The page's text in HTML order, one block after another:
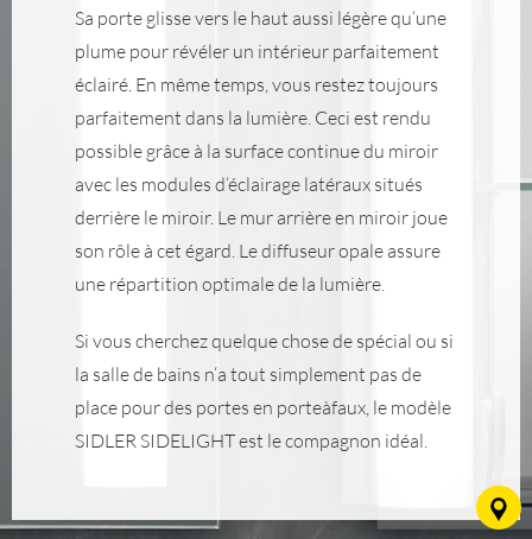
Sa porte glisse vers le haut aussi légère qu‘une
plume pour révéler un intérieur parfaitement
éclairé. En même temps, vous restez toujours
parfaitement dans la lumière. Ceci est rendu
possible grâce à la surface continue du miroir
avec les modules d‘éclairage latéraux situés
derrière le miroir. Le mur arrière en miroir joue
son rôle à cet égard. Le diffuseur opale assure
une répartition optimale de la lumière.
Si vous cherchez quelque chose de spécial ou si
la salle de bains n‘a tout simplement pas de
place pour des portes en porteàfaux, le modèle
SIDLER SIDELIGHT est le compagnon idéal.